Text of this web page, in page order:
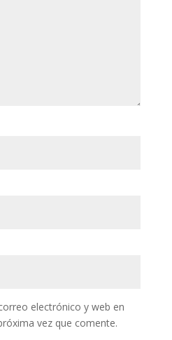
electrónico y web en
vez que comente.